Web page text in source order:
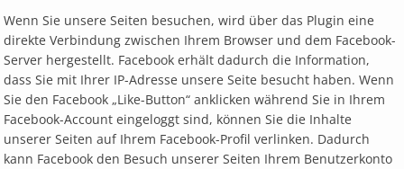
Wenn Sie unsere Seiten besuchen, wird über das Plugin eine
direkte Verbindung zwischen Ihrem Browser und dem Facebook-
Server hergestellt. Facebook erhält dadurch die Information,
dass Sie mit Ihrer IP-Adresse unsere Seite besucht haben. Wenn
Sie den Facebook „Like-Button“ anklicken während Sie in Ihrem
Facebook-Account eingeloggt sind, können Sie die Inhalte
unserer Seiten auf Ihrem Facebook-Profil verlinken. Dadurch
kann Facebook den Besuch unserer Seiten Ihrem Benutzerkonto